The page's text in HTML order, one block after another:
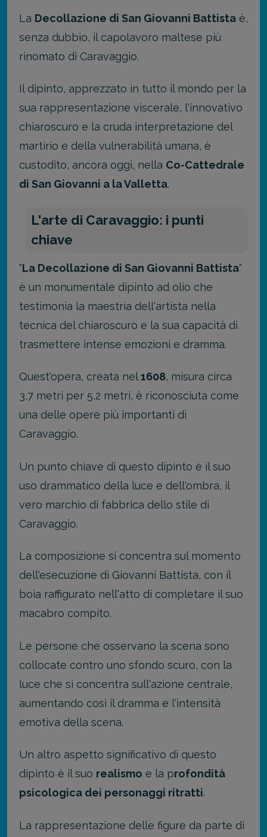
La Decollazione di San Giovanni Battista è,
senza dubbio, il capolavoro maltese più
rinomato di Caravaggio.
Il dipinto, apprezzato in tutto il mondo per la
sua rappresentazione viscerale, l'innovativo
chiaroscuro e la cruda interpretazione del
martirio e della vulnerabilità umana, è
custodito, ancora oggi, nella Co-Cattedrale
di San Giovanni a la Valletta.
L'arte di Caravaggio: i punti
chiave
"La Decollazione di San Giovanni Battista"
è un monumentale dipinto ad olio che
testimonia la maestria dell'artista nella
tecnica del chiaroscuro e la sua capacità di
trasmettere intense emozioni e dramma.
Quest'opera, creata nel1608, misura circa
3,7 metri per 5,2 metri, è riconosciuta come
una delle opere più importanti di
Caravaggio.
Un punto chiave di questo dipinto è il suo
uso drammatico della luce e dell'ombra, il
vero marchio di fabbrica dello stile di
Caravaggio.
La composizione si concentra sul momento
dell'esecuzione di Giovanni Battista, con il
boia raffigurato nell'atto di completare il suo
macabro compito.
Le persone che osservano la scena sono
collocate contro uno sfondo scuro, con la
luce che si concentra sull'azione centrale,
aumentando così il dramma e l'intensità
emotiva della scena.
Un altro aspetto significativo di questo
dipinto è il suo realismo e la profondità
psicologica dei personaggi ritratti.
La rappresentazione delle figure da parte di